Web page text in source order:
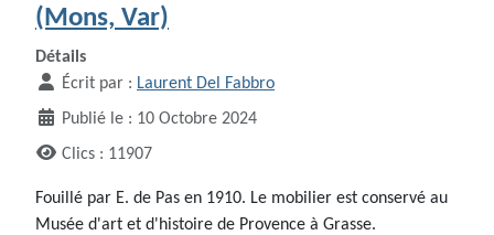
(Mons, Var)
Détails
Écrit par : Laurent Del Fabbro
Publié le : 10 Octobre 2024
Clics : 11907
Fouillé par E. de Pas en 1910. Le mobilier est conservé au
Musée d'art et d'histoire de Provence à Grasse.